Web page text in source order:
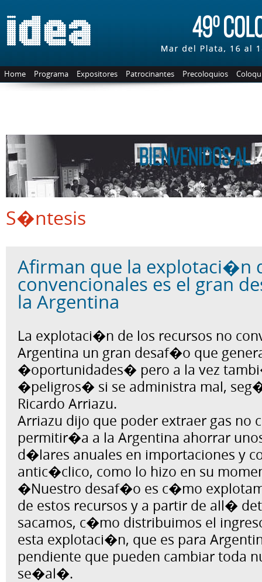
Home Programa Expositores Patrocinantes Precoloquios
S�ntesis
Afirman que la explotaci�n
convencionales es el gran
la Argentina
La explotaci�n de los recursos no
Argentina un gran desaf�o que
�oportunidades� pero a la vez
�peligros� si se administra mal,
Ricardo Arriazu.
Arriazu dijo que poder extraer gas no
permitir�a a la Argentina ahorrar
d�lares anuales en importaciones y
antic�clico, como lo hizo en su
�Nuestro desaf�o es c�mo
de estos recursos y a partir de all�
sacamos, c�mo distribuimos el
esta explotaci�n, que es para
pendiente que pueden cambiar toda
se�al�.